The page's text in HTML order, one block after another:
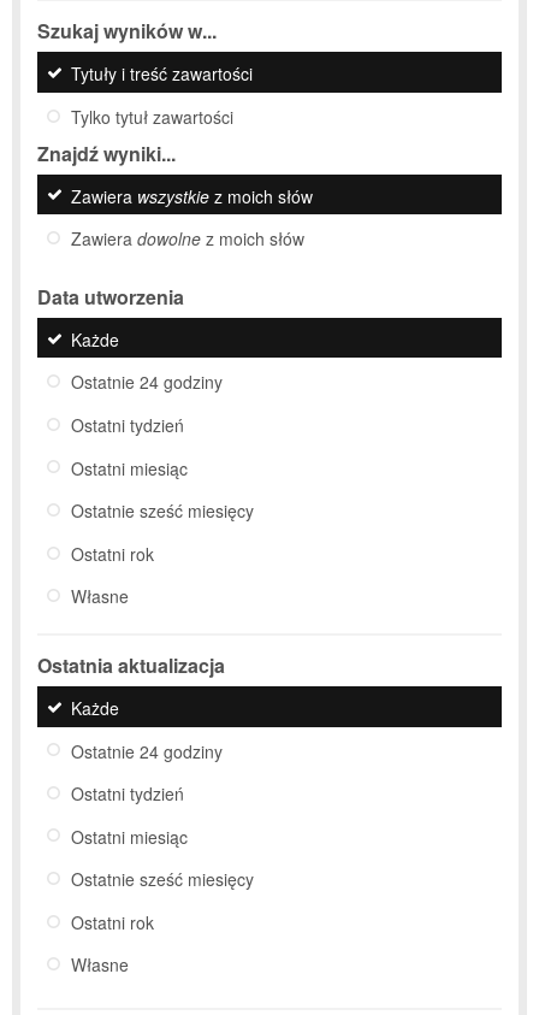
Szukaj wyników w...
Tytuły i treść zawartości
Tylko tytuł zawartości
Znajdź wyniki...
Zawiera wszystkie z moich słów
Zawiera dowolne z moich słów
Data utworzenia
Każde
Ostatnie 24 godziny
Ostatni tydzień
Ostatni miesiąc
Ostatnie sześć miesięcy
Ostatni rok
Własne
Ostatnia aktualizacja
Każde
Ostatnie 24 godziny
Ostatni tydzień
Ostatni miesiąc
Ostatnie sześć miesięcy
Ostatni rok
Własne